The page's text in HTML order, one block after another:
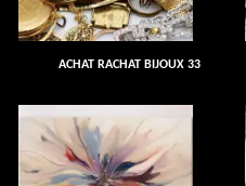
ACHAT RACHAT BIJOUX 33